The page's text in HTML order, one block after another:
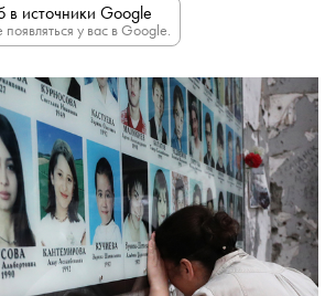
в источники Google
у вас в Google.